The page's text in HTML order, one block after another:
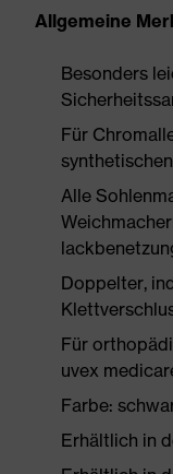
Allgemeine
Besonders
Für
Alle
Doppelter,
Für
uvex
Farbe:
Erhältlich in